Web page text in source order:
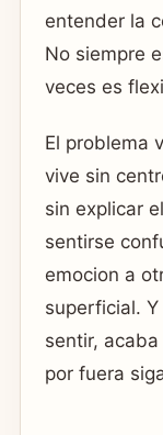
entender la
No siempre
veces es
El problema
vive sin
sin explicar
sentirse
emocion a
superficial.
sentir,
por fuera